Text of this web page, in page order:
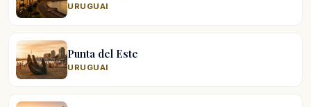
URUGUAI
Punta del Este
URUGUAI